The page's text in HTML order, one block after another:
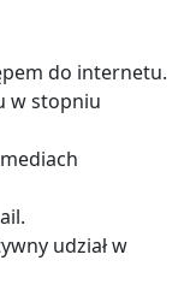
do internetu.
w stopniu
udział w